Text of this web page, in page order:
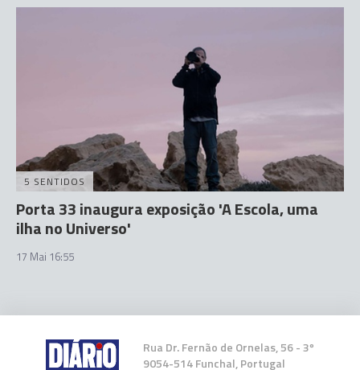
5 SENTIDOS
Porta 33 inaugura exposição 'A Escola, uma
ilha no Universo'
17 Mai 16:55
Rua Dr. Fernão de Ornelas, 56 - 3º
9054-514 Funchal, Portugal